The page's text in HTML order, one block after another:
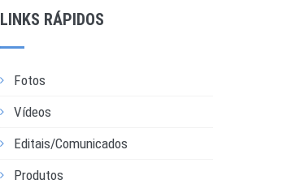
LINKS RÁPIDOS
Fotos
Vídeos
Editais/Comunicados
Produtos